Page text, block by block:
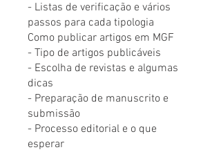
- Listas de verificação e vários
passos para cada tipologia
Como publicar artigos em MGF
- Tipo de artigos publicáveis
- Escolha de revistas e algumas
dicas
- Preparação de manuscrito e
submissão
- Processo editorial e o que
esperar